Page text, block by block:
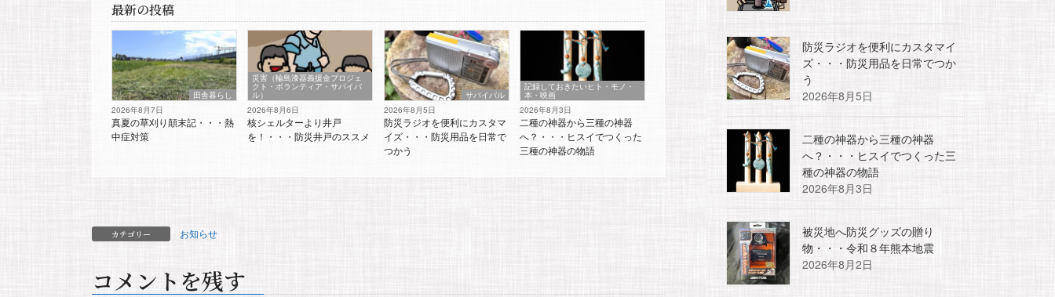
最新の投稿
田舎暮らし
2026年8月7日
真夏の草刈り顛末記・・・熱
中症対策
災害（輪島漆器義援金プロジェ
クト・ボランティア・サバイバ
ル）
2026年8月6日
核シェルターより井戸
を！・・・防災井戸のススメ
サバイバル
2026年8月5日
防災ラジオを便利にカスタマ
イズ・・・防災用品を日常で
つかう
記録しておきたいヒト・モノ・
本・映画
2026年8月3日
二種の神器から三種の神器
へ？・・・ヒスイでつくった
三種の神器の物語
カテゴリー お知らせ
コメントを残す
防災ラジオを便利にカスタマイ
ズ・・・防災用品を日常でつか
う
2026年8月5日
二種の神器から三種の神器
へ？・・・ヒスイでつくった三
種の神器の物語
2026年8月3日
被災地へ防災グッズの贈り
物・・・令和８年熊本地震
2026年8月2日